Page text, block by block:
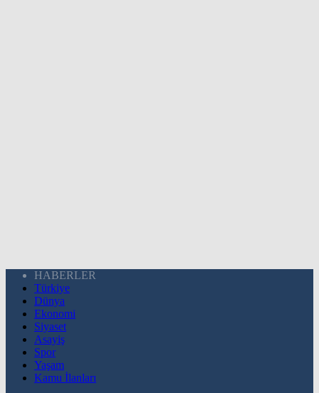
HABERLER
Türkiye
Dünya
Ekonomi
Siyaset
Asayiş
Spor
Yaşam
Kamu İlanları